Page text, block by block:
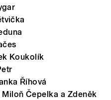
Koukolík
Říhová
Čepelka a Zdeněk